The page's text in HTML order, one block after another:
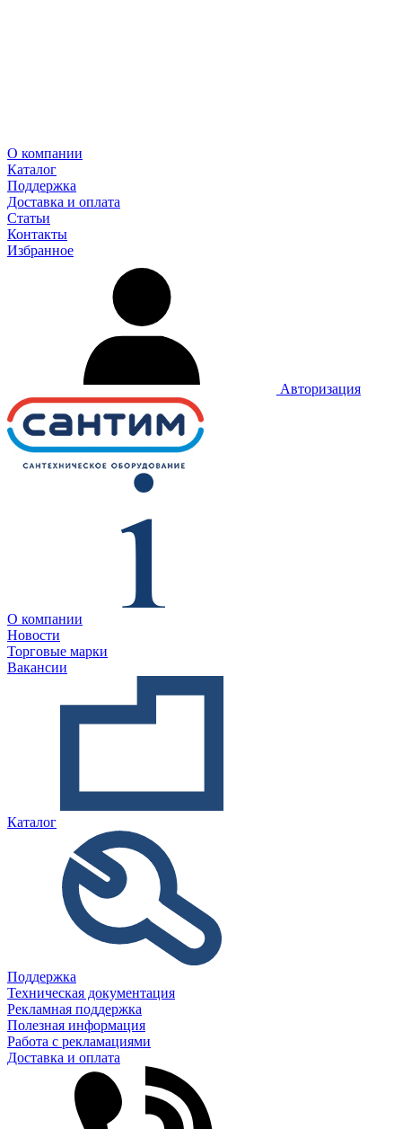
О компании
Каталог
Поддержка
Доставка и оплата
Статьи
Контакты
Избранное
Авторизация
О компании
Новости
Торговые марки
Вакансии
Каталог
Поддержка
Техническая документация
Рекламная поддержка
Полезная информация
Работа с рекламациями
Доставка и оплата